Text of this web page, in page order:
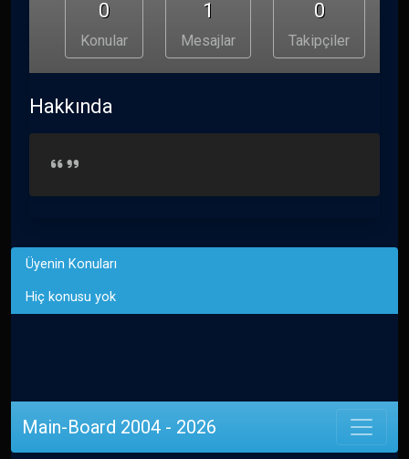
0
Konular
1
Mesajlar
0
Takipçiler
Hakkında
Üyenin Konuları
Hiç konusu yok
Main-Board 2004 - 2026